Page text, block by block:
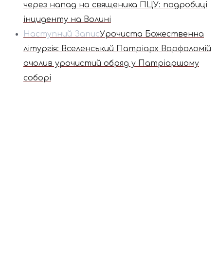
через напад на священика ПЦУ: подробиці
інциденту на Волині
Наступний ЗаписУрочиста Божественна
літургія: Вселенський Патріарх Варфоломій
очолив урочистий обряд у Патріаршому
соборі